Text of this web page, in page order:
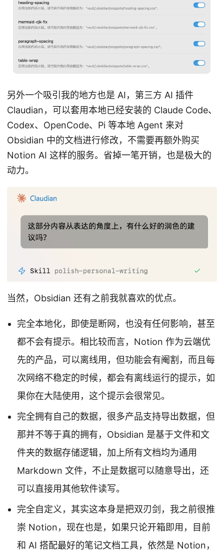
另外一个吸引我的地方也是 AI，第三方 AI 插件
Claudian，可以套用本地已经安装的 Claude Code、
Codex、OpenCode、Pi 等本地 Agent 来对
Obsidian 中的文档进行修改，不需要再额外购买
Notion AI 这样的服务。省掉一笔开销，也是极大的
动力。
当然，Obsidian 还有之前我就喜欢的优点。
完全本地化，即使是断网，也没有任何影响，甚至
都不会有提示。相比较而言，Notion 作为云端优
先的产品，可以离线用，但功能会有阉割，而且每
次网络不稳定的时候，都会有离线运行的提示，如
果你在大陆使用，这个提示会很常见。
完全拥有自己的数据，很多产品支持导出数据，但
那并不等于真的拥有，Obsidian 是基于文件和文
件夹的数据存储逻辑，加上所有文档均为通用
Markdown 文件，不止是数据可以随意导出，还
可以直接用其他软件读写。
完全自定义，其实这本身是把双刃剑，我之前很推
崇 Notion，现在也是，如果只论开箱即用，目前
和 AI 搭配最好的笔记文档工具，依然是 Notion，